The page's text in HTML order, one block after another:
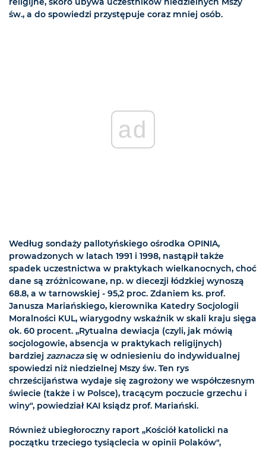
św., a do spowiedzi przystępuje coraz mniej osób.
ad
Według sondaży pallotyńskiego ośrodka OPINIA,
prowadzonych w latach 1991 i 1998, nastąpił także
spadek uczestnictwa w praktykach wielkanocnych, choć
dane są zróżnicowane, np. w diecezji łódzkiej wynoszą
68.8, a w tarnowskiej - 95,2 proc. Zdaniem ks. prof.
Janusza Mariańskiego, kierownika Katedry Socjologii
Moralności KUL, wiarygodny wskaźnik w skali kraju sięga
ok. 60 procent. „Rytualna dewiacja (czyli, jak mówią
socjologowie, absencja w praktykach religijnych)
bardziej zaznaczasię w odniesieniu do indywidualnej
spowiedzi niż niedzielnej Mszy św. Ten rys
chrześcijaństwa wydaje się zagrożony we współczesnym
świecie (także i w Polsce), tracącym poczucie grzechu i
winy", powiedział KAI ksiądz prof. Mariański.
Również ubiegłoroczny raport „Kościół katolicki na
początku trzeciego tysiąclecia w opinii Polaków",